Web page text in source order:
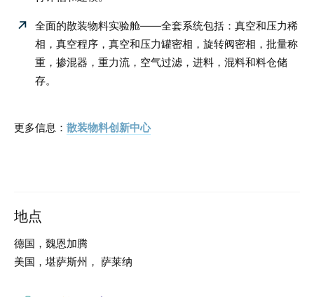
全面的散装物料实验舱——全套系统包括：真空和压力稀
相，真空程序，真空和压力罐密相，旋转阀密相，批量称
重，掺混器，重力流，空气过滤，进料，混料和料仓储
存。
更多信息： 散装物料创新中心
地点
德国，魏恩加腾
美国，堪萨斯州， 萨莱纳